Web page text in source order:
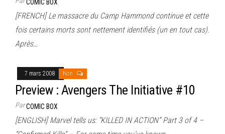
COMIC BOX
[FRENCH] Le massacre du Camp Hammond continue et cette
fois certains morts sont nettement identifiés (un en tout cas).
Après…
7 mars 2008 Non
Preview : Avengers The Initiative #10
ParCOMIC BOX
[ENGLISH] Marvel tells us: “KILLED IN ACTION” Part 3 of 4 –